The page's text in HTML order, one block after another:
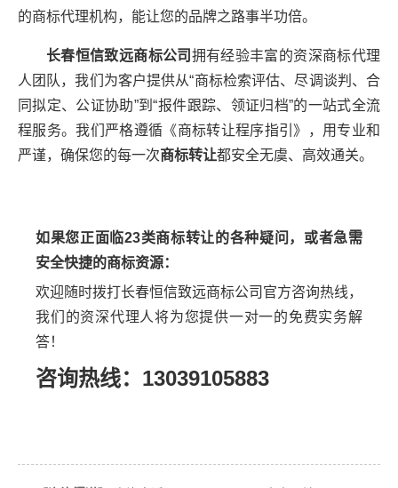
的商标代理机构，能让您的品牌之路事半功倍。
长春恒信致远商标公司 拥有经验丰富的资深商标代理
人团队，我们为客户提供从“商标检索评估、尽调谈判、合
同拟定、公证协助”到“报件跟踪、领证归档”的一站式全流
程服务。我们严格遵循《商标转让程序指引》，用专业和
严谨，确保您的每一次商标转让都安全无虞、高效通关。
如果您正面临23类商标转让的各种疑问，或者急需
安全快捷的商标资源：
欢迎随时拨打长春恒信致远商标公司官方咨询热线，
我们的资深代理人将为您提供一对一的免费实务解
答！
咨询热线：13039105883